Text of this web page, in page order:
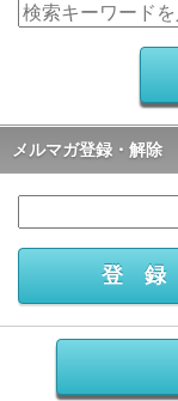
メルマガ登録・解除